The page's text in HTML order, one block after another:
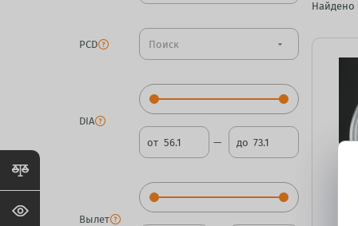
PCD arrow_drop_down
DIA
от
до
Вылет
Найдено